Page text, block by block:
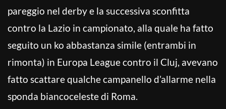
pareggio nel derby e la successiva sconfitta
contro la Lazio in campionato, alla quale ha fatto
seguito un ko abbastanza simile (entrambi in
rimonta) in Europa League contro il Cluj, avevano
fatto scattare qualche campanello d’allarme nella
sponda biancoceleste di Roma.